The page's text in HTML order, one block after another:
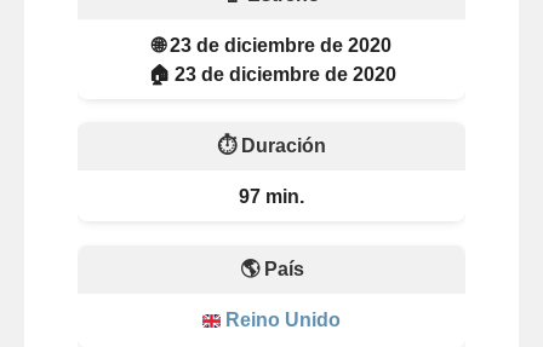
🌐 23 de diciembre de 2020
🏠 23 de diciembre de 2020
⏱️ Duración
97 min.
🌎 País
Reino Unido